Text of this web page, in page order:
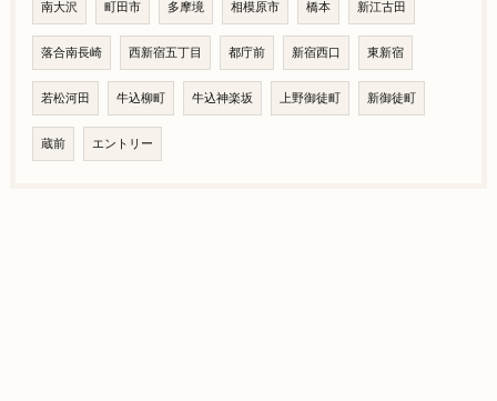
南大沢 町田市 多摩境 相模原市 橋本 新江古田
落合南長崎 西新宿五丁目 都庁前 新宿西口 東新宿
若松河田 牛込柳町 牛込神楽坂 上野御徒町 新御徒町
蔵前 エントリー